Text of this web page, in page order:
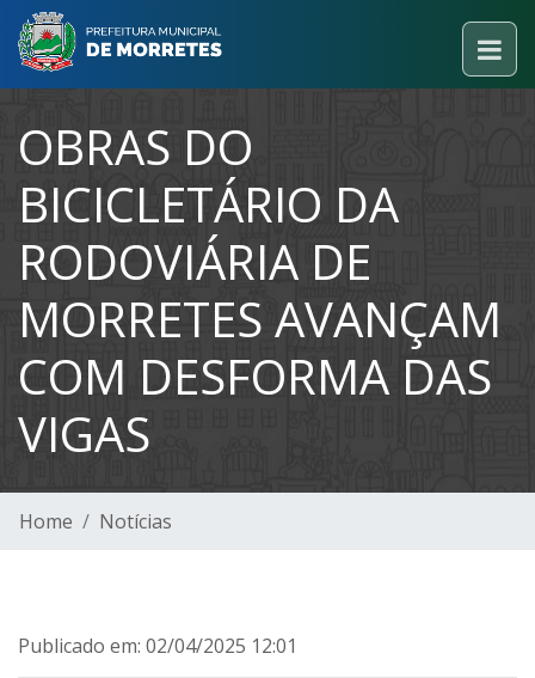
OBRAS DO
BICICLETÁRIO DA
RODOVIÁRIA DE
MORRETES AVANÇAM
COM DESFORMA DAS
VIGAS
Home Notícias
Publicado em: 02/04/2025 12:01